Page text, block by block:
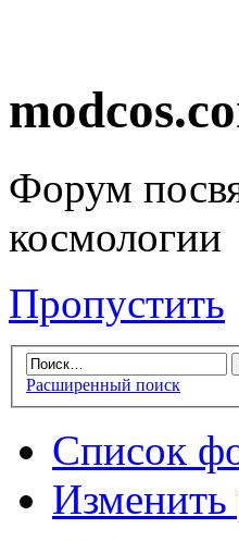
Форум
космологии
Пропустить
Расширенный поиск
Список